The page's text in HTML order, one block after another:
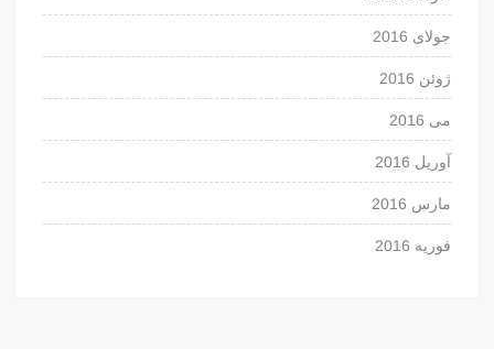
جولای 2016
ژوئن 2016
می 2016
آوریل 2016
مارس 2016
فوریه 2016